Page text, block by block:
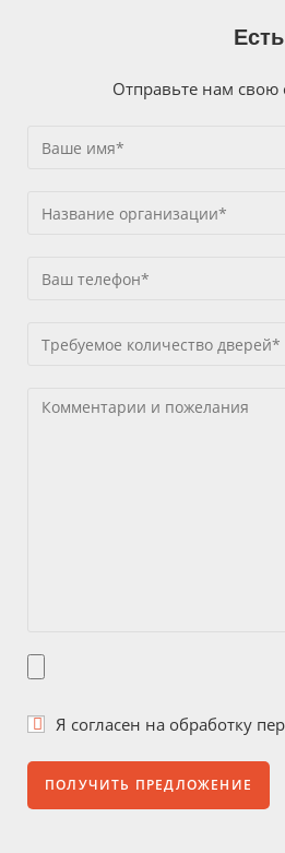
Отправьте нам
Я согласен на обработку